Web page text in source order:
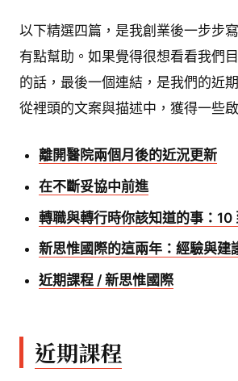
以下精選四篇，是我創業後一步步
有點幫助。如果覺得很想看看我們
的話，最後一個連結，是我們的近
從裡頭的文案與描述中，獲得一些啟
離開醫院兩個月後的近況更新
在不斷妥協中前進
轉職與轉行時你該知道的事：10
新思惟國際的這兩年：經驗與建
近期課程 / 新思惟國際
近期課程